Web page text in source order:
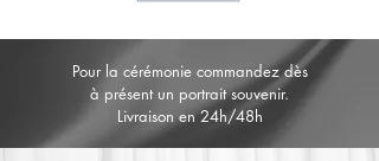
Pour la cérémonie commandez dès
à présent un portrait souvenir.
Livraison en 24h/48h